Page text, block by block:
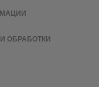
ОБРАБОТКИ